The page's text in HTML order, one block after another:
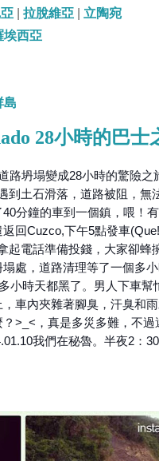
拉脫維亞 立陶宛
埃西亞
島
28小時的巴士
路坍塌變成28小時的驚險之
到土石滑落，道路被阻，無
分鐘的車到一個鎮，喂！
回Cuzco,下午5點發車
起電話準備投錢，大家卻蜂
處，道路清理等了一個多
小時天都黑了。男人下車
車內夾雜著腳臭，汗臭和
>_<，真是多災多難，不
我們在秘魯。半夜2：